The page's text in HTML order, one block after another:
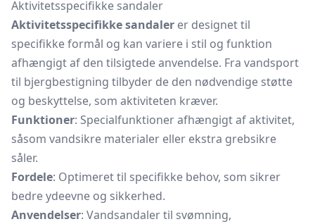
Aktivitetsspecifikke sandaler
Aktivitetsspecifikke sandaler er designet til
specifikke formål og kan variere i stil og funktion
afhængigt af den tilsigtede anvendelse. Fra vandsport
til bjergbestigning tilbyder de den nødvendige støtte
og beskyttelse, som aktiviteten kræver.
Funktioner: Specialfunktioner afhængigt af aktivitet,
såsom vandsikre materialer eller ekstra grebsikre
såler.
Fordele: Optimeret til specifikke behov, som sikrer
bedre ydeevne og sikkerhed.
Anvendelser: Vandsandaler til svømning,